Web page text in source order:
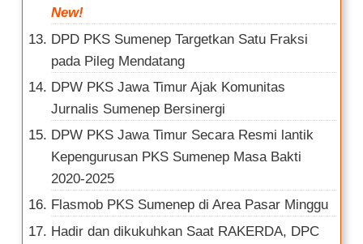
New!
DPD PKS Sumenep Targetkan Satu Fraksi
pada Pileg Mendatang
DPW PKS Jawa Timur Ajak Komunitas
Jurnalis Sumenep Bersinergi
DPW PKS Jawa Timur Secara Resmi lantik
Kepengurusan PKS Sumenep Masa Bakti
2020-2025
Flasmob PKS Sumenep di Area Pasar Minggu
Hadir dan dikukuhkan Saat RAKERDA, DPC